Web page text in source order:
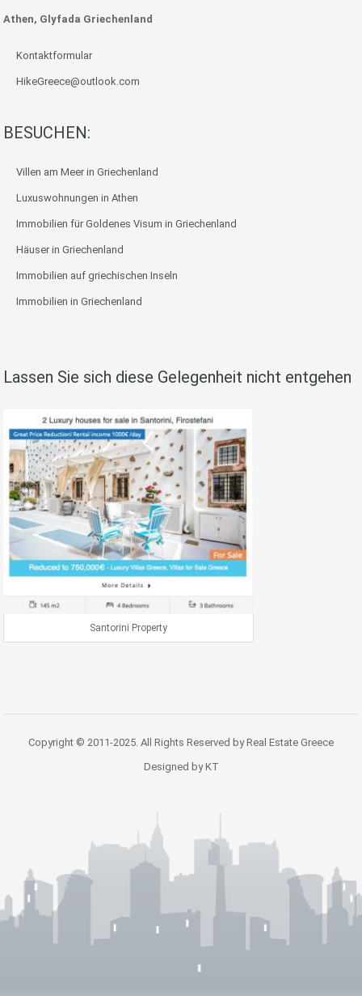
Athen, Glyfada Griechenland
Kontaktformular
HikeGreece@outlook.com
BESUCHEN:
Villen am Meer in Griechenland
Luxuswohnungen in Athen
Immobilien für Goldenes Visum in Griechenland
Häuser in Griechenland
Immobilien auf griechischen Inseln
Immobilien in Griechenland
Lassen Sie sich diese Gelegenheit nicht entgehen
Santorini Property
Copyright © 2011-2025. All Rights Reserved by Real Estate Greece
Designed by KT